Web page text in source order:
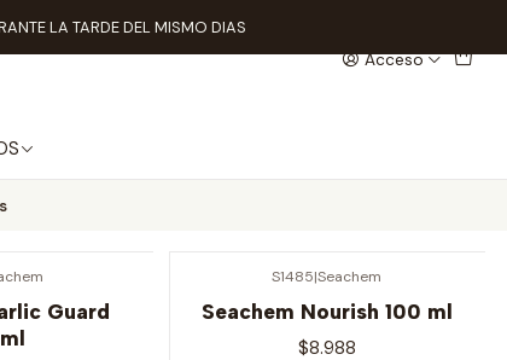
Acceso
LA TARDE DEL MISMO DIAS
Guard
S1485|Seachem
Seachem Nourish 100 ml
$8.988